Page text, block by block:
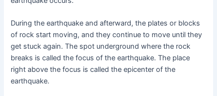
During the earthquake and afterward, the plates or blocks
of rock start moving, and they continue to move until they
get stuck again. The spot underground where the rock
breaks is called the focus of the earthquake. The place
right above the focus is called the epicenter of the
earthquake.